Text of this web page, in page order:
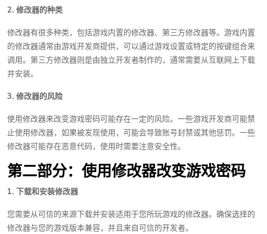
2. 修改器的种类
修改器有很多种类，包括游戏内置的修改器、第三方修改器等。游戏内置
的修改器通常由游戏开发商提供，可以通过游戏设置或特定的按键组合来
调用。第三方修改器则是由独立开发者制作的，通常需要从互联网上下载
并安装。
3. 修改器的风险
使用修改器来改变游戏密码可能存在一定的风险。一些游戏开发商可能禁
止使用修改器，如果被发现使用，可能会导致账号封禁或其他惩罚。一些
修改器可能存在恶意代码，使用时需要注意安全性。
第二部分：使用修改器改变游戏密码
1. 下载和安装修改器
您需要从可信的来源下载并安装适用于您所玩游戏的修改器。确保选择的
修改器与您的游戏版本兼容，并且来自可信的开发者。